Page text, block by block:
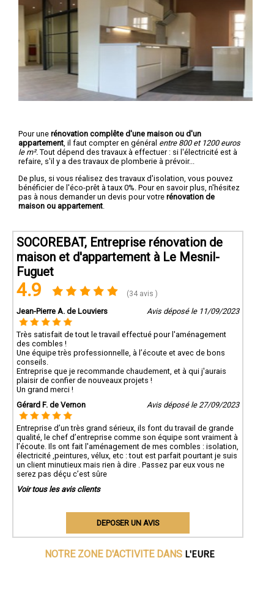
Pour une rénovation complête d'une maison ou d'un
appartement , il faut compter en général entre 800 et 1200 euros
le m². Tout dépend des travaux à effectuer : si l'électricité est à
refaire, s'il y a des travaux de plomberie à prévoir...
De plus, si vous réalisez des travaux d'isolation, vous pouvez
bénéficier de l'éco-prêt à taux 0%. Pour en savoir plus, n'hésitez
pas à nous demander un devis pour votre rénovation de
maison ou appartement
SOCOREBAT, Entreprise rénovation de
maison et d'appartement à Le Mesnil-
Fuguet
4.9 (34 avis )
Jean-Pierre A. de Louviers Avis déposé le 11/09/2023
Très satisfait de tout le travail effectué pour l'aménagement
des combles !
Une équipe très professionnelle, à l’écoute et avec de bons
conseils.
Entreprise que je recommande chaudement, et à qui j'aurais
plaisir de confier de nouveaux projets !
Un grand merci !
Gérard F. de Vernon
Avis déposé le 27/09/2023
Entreprise d’un très grand sérieux, ils font du travail de grande
qualité, le chef d’entreprise comme son équipe sont vraiment à
l’écoute. Ils ont fait l'aménagement de mes combles : isolation,
électricité ,peintures, vélux, etc : tout est parfait pourtant je suis
un client minutieux mais rien à dire . Passez par eux vous ne
serez pas déçu c’est sûre
Voir tous les avis clients
DEPOSER UN AVIS
NOTRE ZONE D'ACTIVITE DANS L'EURE